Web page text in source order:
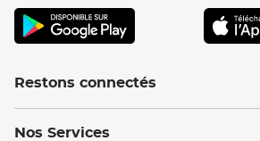
Restons connectés
Nos Services